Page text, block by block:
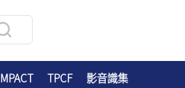
TPCF 影音識集